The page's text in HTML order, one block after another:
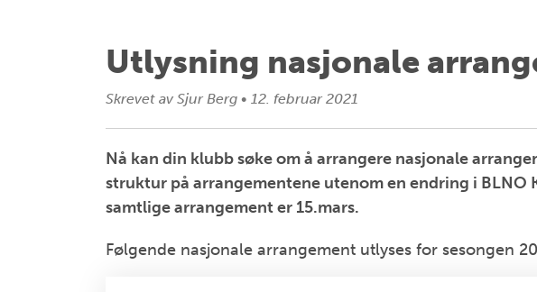
Utlysning nasjonale
Skrevet av Sjur Berg • 12. februar 2021
Nå kan din klubb søke om å arrangere nasjonale
struktur på arrangementene utenom en endring i BLNO
samtlige arrangement er 15.mars.
Følgende nasjonale arrangement utlyses for sesongen